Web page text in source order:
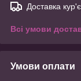
Доставка
Всі умови
Умови оплати